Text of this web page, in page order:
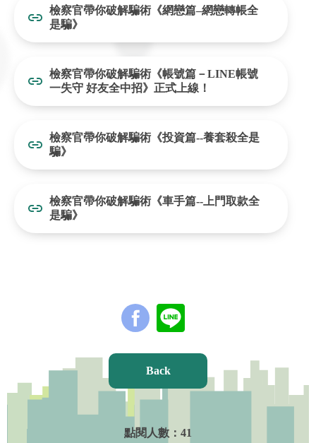
檢察官帶你破解騙術《網戀篇–網戀轉帳全
是騙》
檢察官帶你破解騙術《帳號篇－LINE帳號
一失守 好友全中招》正式上線！
檢察官帶你破解騙術《投資篇--養套殺全是
騙》
檢察官帶你破解騙術《車手篇--上門取款全
是騙》
Back
點閱人數： 41